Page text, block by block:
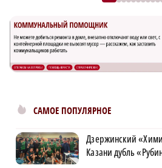
САМОЕ ПОПУЛЯРНОЕ
Дзержинский
Казани дубль